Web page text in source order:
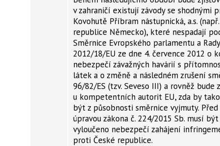
v zahraničí existují závody se shodnými
Kovohutě Příbram nástupnická, a.s.
republice Německo), které nespadají
Směrnice Evropského parlamentu a Rady
2012/18/EU ze dne 4. července 2012 o
nebezpečí závažných havárií s
látek a o změně a následném zrušení
96/82/ES (tzv. Seveso III) a rovněž bude
u kompetentních autorit EU, zda by
být z působnosti směrnice vyjmuty.
úpravou zákona č. 224/2015 Sb. musí
vyloučeno nebezpečí zahájení
proti České republice.